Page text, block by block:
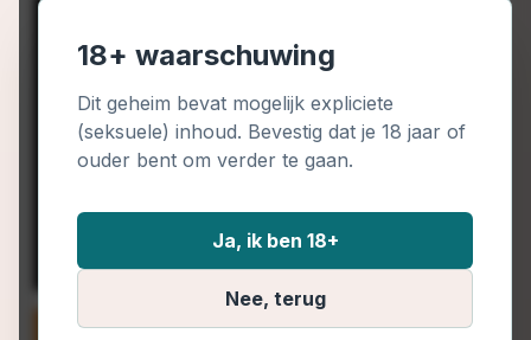
18+ waarschuwing
Dit geheim bevat mogelijk expliciete
(seksuele) inhoud. Bevestig dat je 18 jaar of
ouder bent om verder te gaan.
Ja, ik ben 18+
Nee, terug